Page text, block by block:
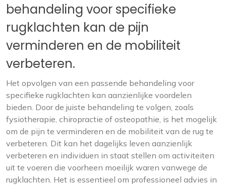
behandeling voor specifieke
rugklachten kan de pijn
verminderen en de mobiliteit
verbeteren.
Het opvolgen van een passende behandeling voor
specifieke rugklachten kan aanzienlijke voordelen
bieden. Door de juiste behandeling te volgen, zoals
fysiotherapie, chiropractie of osteopathie, is het mogelijk
om de pijn te verminderen en de mobiliteit van de rug te
verbeteren. Dit kan het dagelijks leven aanzienlijk
verbeteren en individuen in staat stellen om activiteiten
uit te voeren die voorheen moeilijk waren vanwege de
rugklachten. Het is essentieel om professioneel advies in